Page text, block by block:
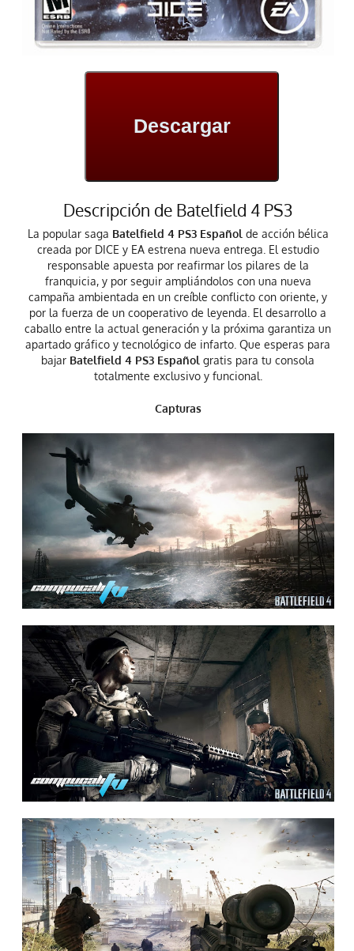
Descargar
Descripción de Batelfield 4 PS3
La popular saga Batelfield 4 PS3 Español de acción bélica
creada por DICE y EA estrena nueva entrega. El estudio
responsable apuesta por reafirmar los pilares de la
franquicia, y por seguir ampliándolos con una nueva
campaña ambientada en un creíble conflicto con oriente, y
por la fuerza de un cooperativo de leyenda. El desarrollo a
caballo entre la actual generación y la próxima garantiza un
apartado gráfico y tecnológico de infarto. Que esperas para
bajar Batelfield 4 PS3 Español gratis para tu consola
totalmente exclusivo y funcional.
Capturas